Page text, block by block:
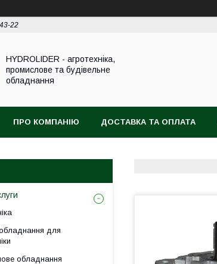
22
HYDROLIDER - агротехніка,
промислове та будівельне
обладнання
ПРО КОМПАНІЮ ДОСТАВКА ТА ОПЛАТА
для
обладнання